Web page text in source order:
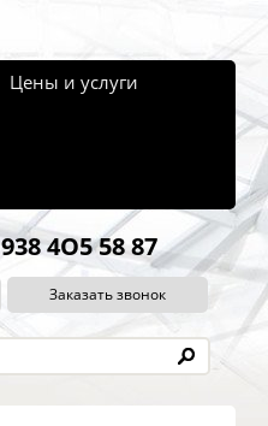
Цены и услуги
4O5 58 87
Заказать звонок